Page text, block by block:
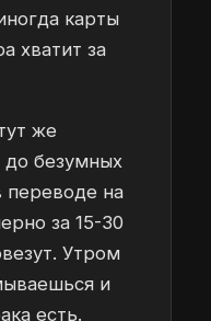
карты
хватит за
же
до безумных
переводе на
за 15-30
Утром
и
есть.